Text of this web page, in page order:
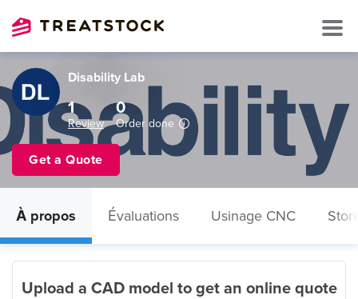
Disability Lab
1
Review
0
Order done
Get a Quote
À propos Évaluations Usinage CNC
Upload a CAD model to get an online quote